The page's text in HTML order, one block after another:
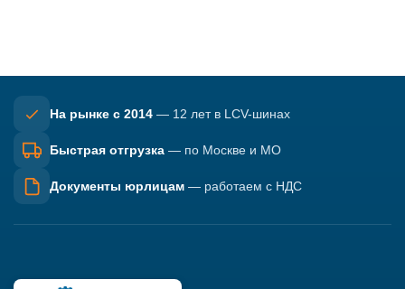
На рынке с 2014 — 12 лет в LCV-шинах
Быстрая отгрузка — по Москве и МО
Документы юрлицам — работаем с НДС